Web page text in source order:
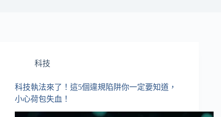
科技
科技執法來了！這5個違規陷阱你一定要知道，
小心荷包失血！